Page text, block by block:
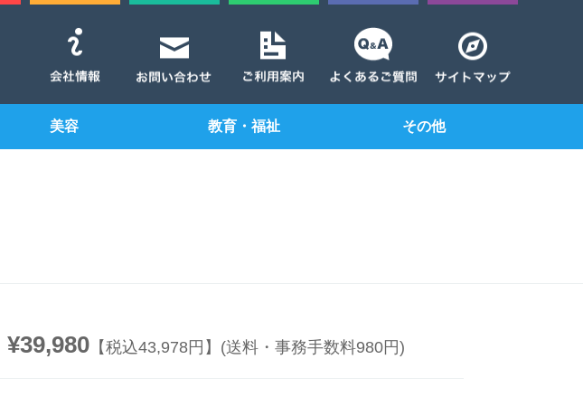
美容 教育・福祉 その他
¥39,980 【税込43,978円】(送料・事務手数料980円)